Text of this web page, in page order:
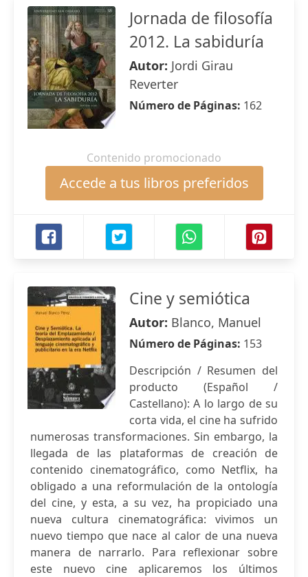
Jornada de filosofía
2012. La sabiduría
Autor: Jordi Girau
Reverter
Número de Páginas: 162
Contenido promocionado
Accede a tus libros preferidos
Cine y semiótica
Autor: Blanco, Manuel
Número de Páginas: 153
Descripción / Resumen del
producto (Español /
Castellano): A lo largo de su
corta vida, el cine ha sufrido
numerosas transformaciones. Sin embargo, la
llegada de las plataformas de creación de
contenido cinematográfico, como Netflix, ha
obligado a una reformulación de la ontología
del cine, y esta, a su vez, ha propiciado una
nueva cultura cinematográfica: vivimos un
nuevo tiempo que nace al calor de una nueva
manera de narrarlo. Para reflexionar sobre
este nuevo cine aplicaremos los últimos